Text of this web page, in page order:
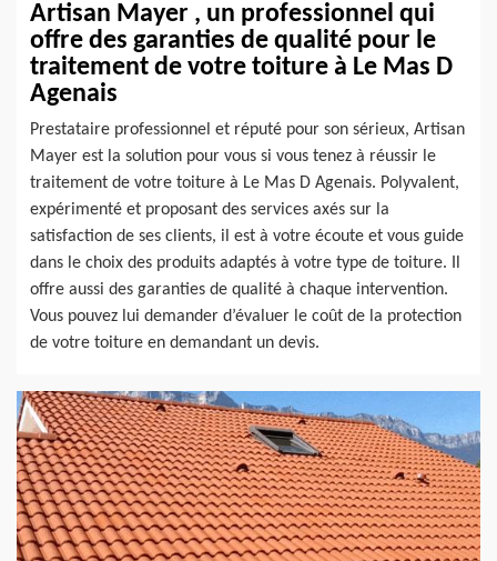
Artisan Mayer , un professionnel qui
offre des garanties de qualité pour le
traitement de votre toiture à Le Mas D
Agenais
Prestataire professionnel et réputé pour son sérieux, Artisan
Mayer est la solution pour vous si vous tenez à réussir le
traitement de votre toiture à Le Mas D Agenais. Polyvalent,
expérimenté et proposant des services axés sur la
satisfaction de ses clients, il est à votre écoute et vous guide
dans le choix des produits adaptés à votre type de toiture. Il
offre aussi des garanties de qualité à chaque intervention.
Vous pouvez lui demander d’évaluer le coût de la protection
de votre toiture en demandant un devis.